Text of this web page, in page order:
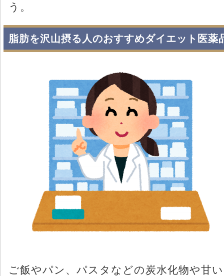
う。
脂肪を沢山摂る人のおすすめダイエット医薬
ご飯やパン、パスタなどの炭水化物や甘い